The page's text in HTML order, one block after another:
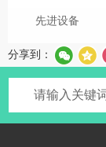
先进设备
分享到：